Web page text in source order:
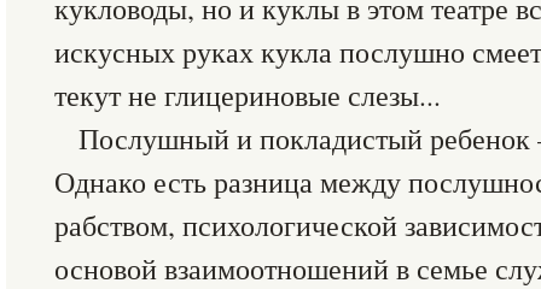
кукловоды, но и куклы в этом театре
искусных руках кукла послушно
текут не глицериновые слезы...
Послушный и покладистый ребенок
Однако есть разница между
рабством, психологической
основой взаимоотношений в семье